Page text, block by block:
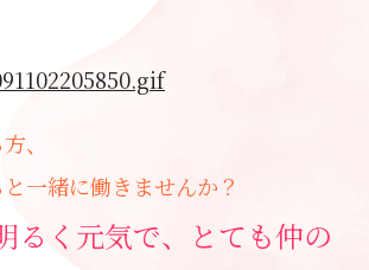
、
一緒に働きませんか？
るく元気で、とても仲の